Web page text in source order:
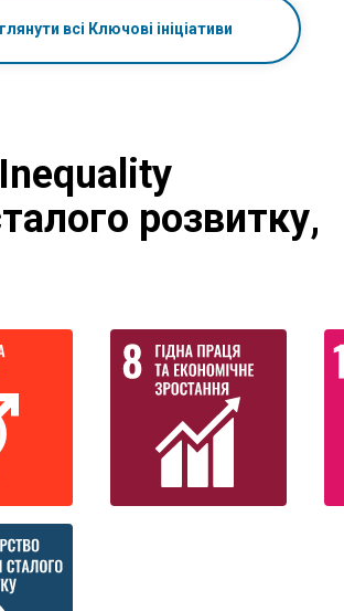
всі Ключові ініціативи
розвитку,